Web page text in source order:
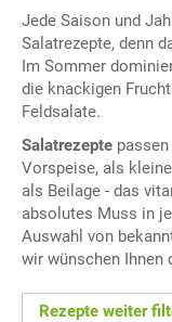
Jede Saison und
Salatrezepte, denn
Im Sommer
die knackigen
Feldsalate.
Salatrezepte
Vorspeise, als
als Beilage - das
absolutes Muss in
Auswahl von
wir wünschen Ihnen
Rezepte weiter